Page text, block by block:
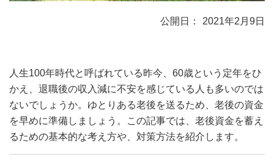
2021年2月9日
人生100年時代と呼ばれている昨今、60歳という定年をひ
かえ、退職後の収入減に不安を感じている人も多いのでは
ないでしょうか。ゆとりある老後を送るため、老後の資金
を早めに準備しましょう。この記事では、老後資金を蓄え
るための基本的な考え方や、対策方法を紹介します。